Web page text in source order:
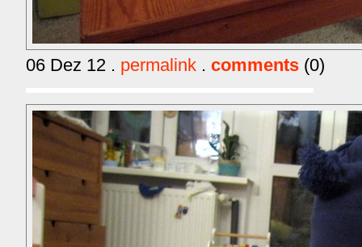
06 Dez 12 . permalink . comments (0)